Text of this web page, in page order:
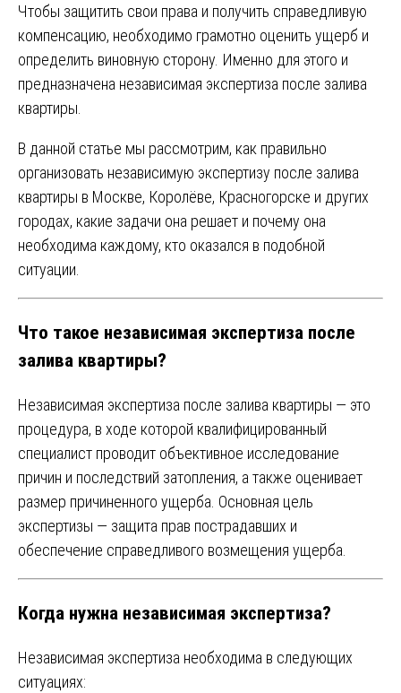
Чтобы защитить свои права и получить справедливую
компенсацию, необходимо грамотно оценить ущерб и
определить виновную сторону. Именно для этого и
предназначена независимая экспертиза после залива
квартиры.
В данной статье мы рассмотрим, как правильно
организовать независимую экспертизу после залива
квартиры в Москве, Королёве, Красногорске и других
городах, какие задачи она решает и почему она
необходима каждому, кто оказался в подобной
ситуации.
Что такое независимая экспертиза после
залива квартиры?
Независимая экспертиза после залива квартиры — это
процедура, в ходе которой квалифицированный
специалист проводит объективное исследование
причин и последствий затопления, а также оценивает
размер причиненного ущерба. Основная цель
экспертизы — защита прав пострадавших и
обеспечение справедливого возмещения ущерба.
Когда нужна независимая экспертиза?
Независимая экспертиза необходима в следующих
ситуациях: